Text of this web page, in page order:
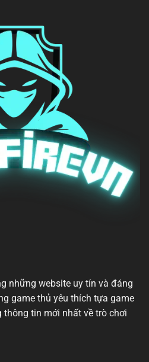
những website uy tín và đáng
game thủ yêu thích tựa game
thông tin mới nhất về trò chơi